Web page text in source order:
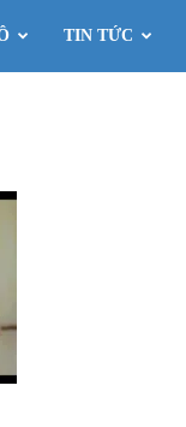
TIN TỨC